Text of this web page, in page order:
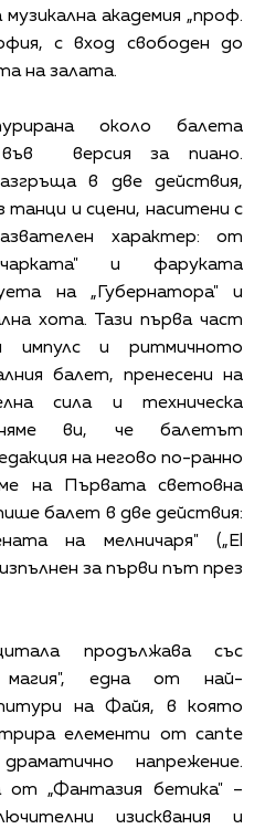
академия „проф.
с вход свободен до
на залата.
около балета
във версия за пиано.
в две действия,
танци и сцени, наситени с
характер: от
и фаруката
на „Губернатора" и
хота. Тази първа част
импулс и ритмичното
балет, пренесени на
сила и техническа
ви, че балетът
на негово по-ранно
на Първата световна
балет в две действия:
на мелничаря" („El
за първи път през
продължава със
магия", една от най-
на Файя, в която
елементи от cante
напрежение.
от „Фантазия бетика" –
изисквания и